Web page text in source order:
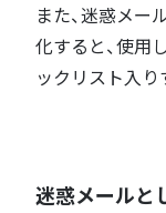
また、迷惑メ
化すると、使用
ックリスト入り
迷惑メールと